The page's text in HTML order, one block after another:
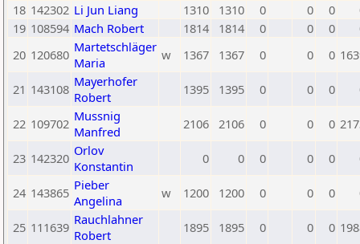
18 142302 Li Jun Liang 1310 1310 0 0 0
19 108594 Mach Robert 1814 1814 0 0 0
20 120680 Martetschläger
Maria
w 1367 1367 0 0 0
21 143108 Mayerhofer
Robert
1395 1395 0 0 0
22 109702 Mussnig
Manfred
2106 2106 0 0 0
23 142320 Orlov
Konstantin
0 0 0 0 0
24 143865 Pieber
Angelina
w 1200 1200 0 0 0
25 111639 Rauchlahner
Robert
1895 1895 0 0 0